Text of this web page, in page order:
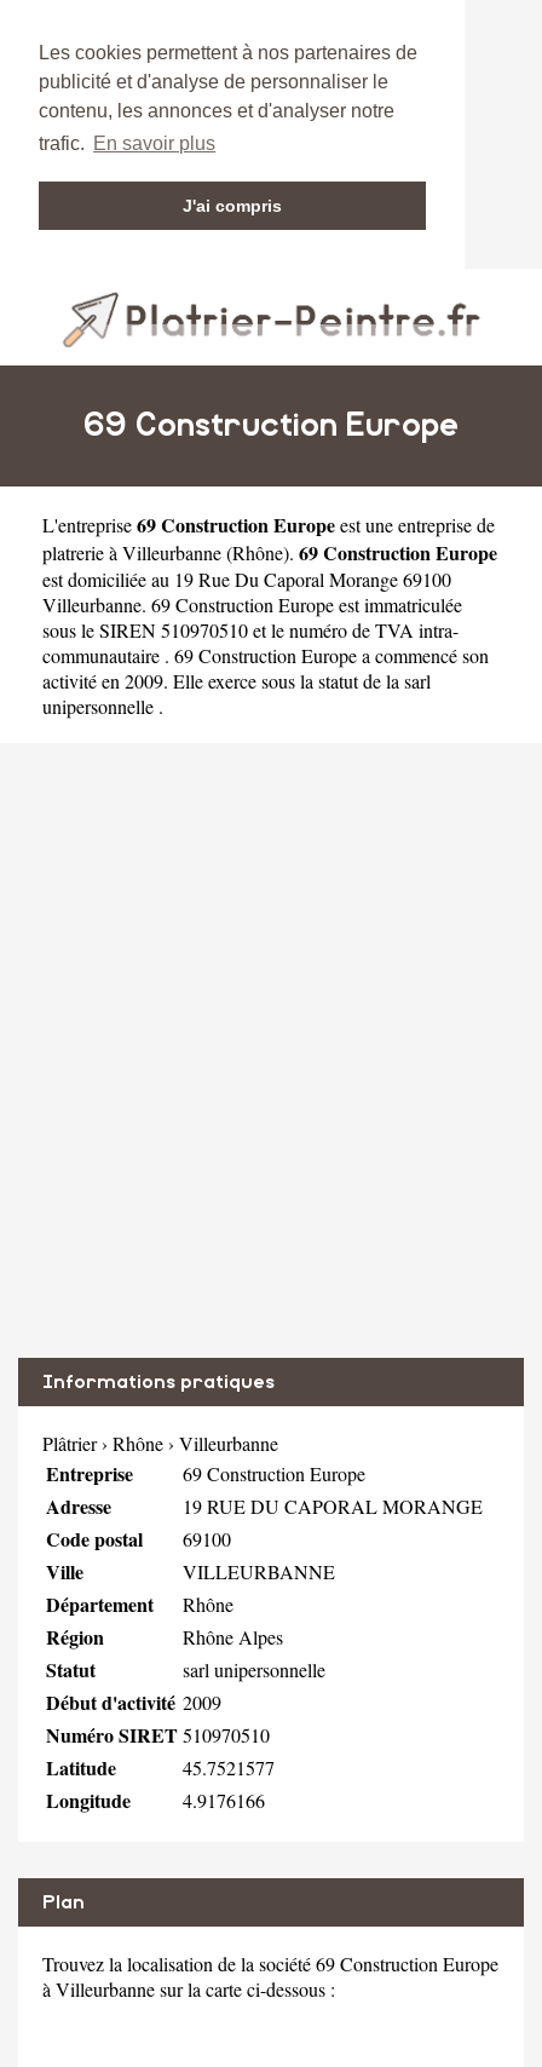
Les cookies permettent à nos partenaires de
publicité et d'analyse de personnaliser le
contenu, les annonces et d'analyser notre
trafic. En savoir plus
J'ai compris
69 Construction Europe
L'entreprise69 Construction Europeest uneentreprise de
platrerie à Villeurbanne(Rhône). 69 Construction Europe
est domiciliée au 19 Rue Du Caporal Morange 69100
Villeurbanne. 69 Construction Europe est immatriculée
sous le SIREN 510970510 et le numéro de TVA intra-
communautaire . 69 Construction Europe a commencé son
activité en 2009. Elle exerce sous la statut de la sarl
unipersonnelle .
Informations pratiques
Plâtrier› Rhône› Villeurbanne
Entreprise 69 Construction Europe
Adresse 19 RUE DU CAPORAL MORANGE
Code postal 69100
Ville VILLEURBANNE
Département Rhône
Région Rhône Alpes
Statut sarl unipersonnelle
Début d'activité 2009
Numéro SIRET510970510
Latitude 45.7521577
Longitude 4.9176166
Plan
Trouvez la localisation de la société 69 Construction Europe
à Villeurbanne sur la carte ci-dessous :